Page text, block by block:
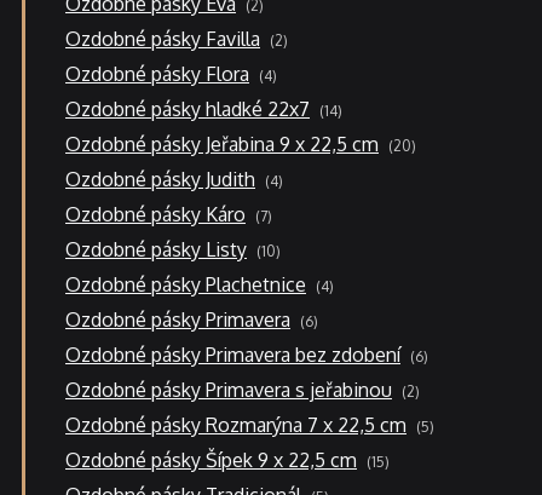
2
produkty
Ozdobné pásky Favilla 22
produkty
Ozdobné pásky Flora 44
produkty
Ozdobné pásky hladké 22x7 1414
produktů
Ozdobné pásky Jeřabina 9 x 22,5 cm 2020
produktů
Ozdobné pásky Judith 44
produkty
Ozdobné pásky Káro 77
produktů
Ozdobné pásky Listy 1010
produktů
Ozdobné pásky Plachetnice 44
produkty
Ozdobné pásky Primavera 66
produktů
Ozdobné pásky Primavera bez zdobení 66
produktů
Ozdobné pásky Primavera s jeřabinou 22
produkty
Ozdobné pásky Rozmarýna 7 x 22,5 cm 55
produktů
Ozdobné pásky Šípek 9 x 22,5 cm 1515
produktů
5